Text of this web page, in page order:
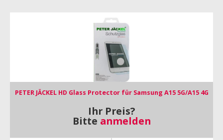
PETER JÄCKEL HD Glass Protector für Samsung A15 5G/A15 4G
Ihr Preis?
Bitte anmelden